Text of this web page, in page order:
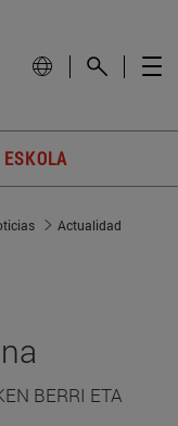
Actualidad
BERRI ETA